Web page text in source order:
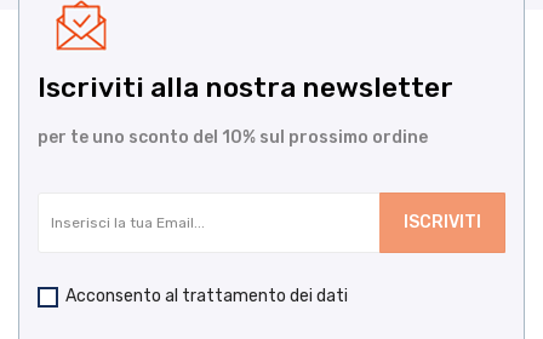
Iscriviti alla nostra newsletter
per te uno sconto del 10% sul prossimo ordine
Acconsento al trattamento dei dati